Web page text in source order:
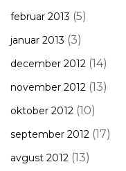
februar 2013 (5)
januar 2013 (3)
december 2012 (14)
november 2012 (13)
oktober 2012 (10)
september 2012 (17)
avgust 2012 (13)